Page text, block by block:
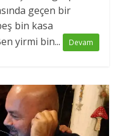
geçen bir
bin kasa
yirmi bin...
Devam